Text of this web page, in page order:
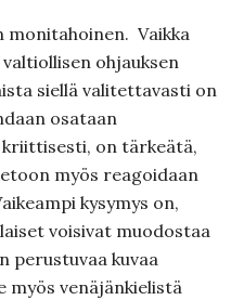
monitahoinen. Vaikka
ohjauksen
siellä valitettavasti on
osataan
on tärkeätä,
myös reagoidaan
kysymys on,
voisivat muodostaa
perustuvaa kuvaa
myös venäjänkielistä